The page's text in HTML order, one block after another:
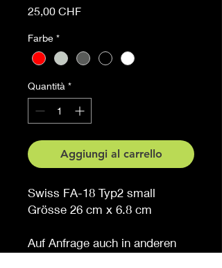
25,00 CHFPrezzo
Farbe *
Quantità *
Aggiungi al carrello
Swiss FA-18 Typ2 small
Grösse 26 cm x 6.8 cm
Auf Anfrage auch in anderen